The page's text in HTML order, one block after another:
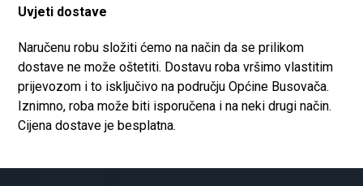
Uvjeti dostave
Naručenu robu složiti ćemo na način da se prilikom
dostave ne može oštetiti. Dostavu roba vršimo vlastitim
prijevozom i to isključivo na području Općine Busovača.
Iznimno, roba može biti isporučena i na neki drugi način.
Cijena dostave je besplatna.